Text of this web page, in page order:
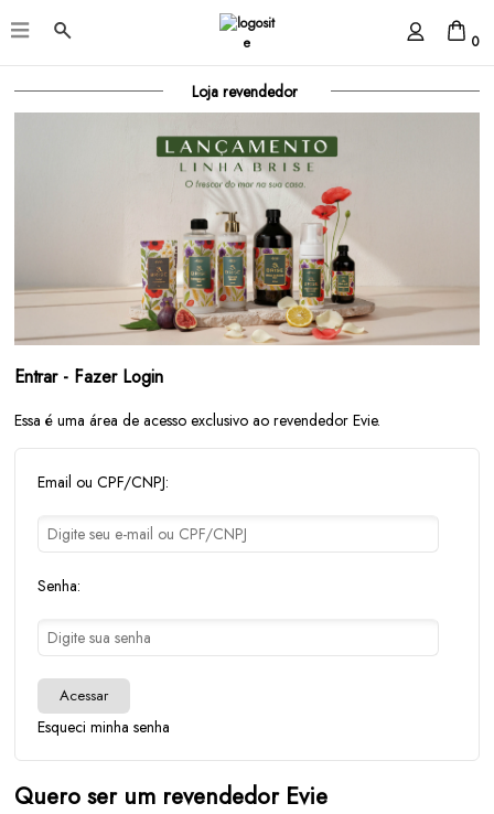
0
Loja revendedor
Entrar - Fazer Login
Essa é uma área de acesso exclusivo ao revendedor Evie.
Email ou CPF/CNPJ:
Senha:
Acessar
Esqueci minha senha
Quero ser um revendedor Evie